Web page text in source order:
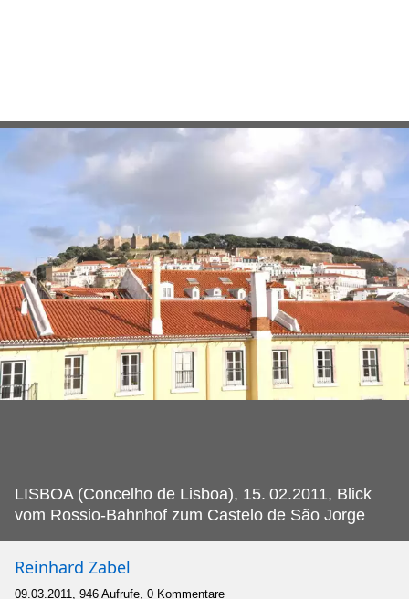
LISBOA (Concelho de Lisboa), 15. 02.2011, Blick
vom Rossio-Bahnhof zum Castelo de São Jorge
Reinhard Zabel
09.03.2011, 946 Aufrufe, 0 Kommentare